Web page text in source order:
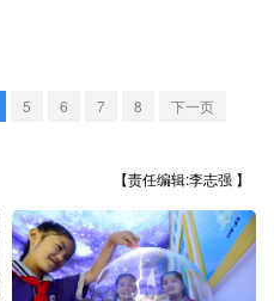
河北 山西
江苏
福建 江西
湖北 湖南
5 6 7 8 下一页
【责任编辑:李志强 】